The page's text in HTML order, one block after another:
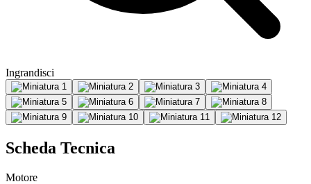
Ingrandisci
Scheda Tecnica
Motore